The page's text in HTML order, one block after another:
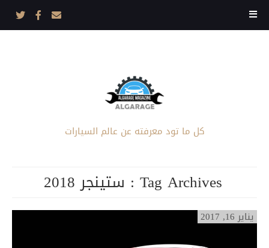
كل ما تود معرفته عن عالم السيارات
Tag Archives : ستينجر 2018
يناير 16, 2017